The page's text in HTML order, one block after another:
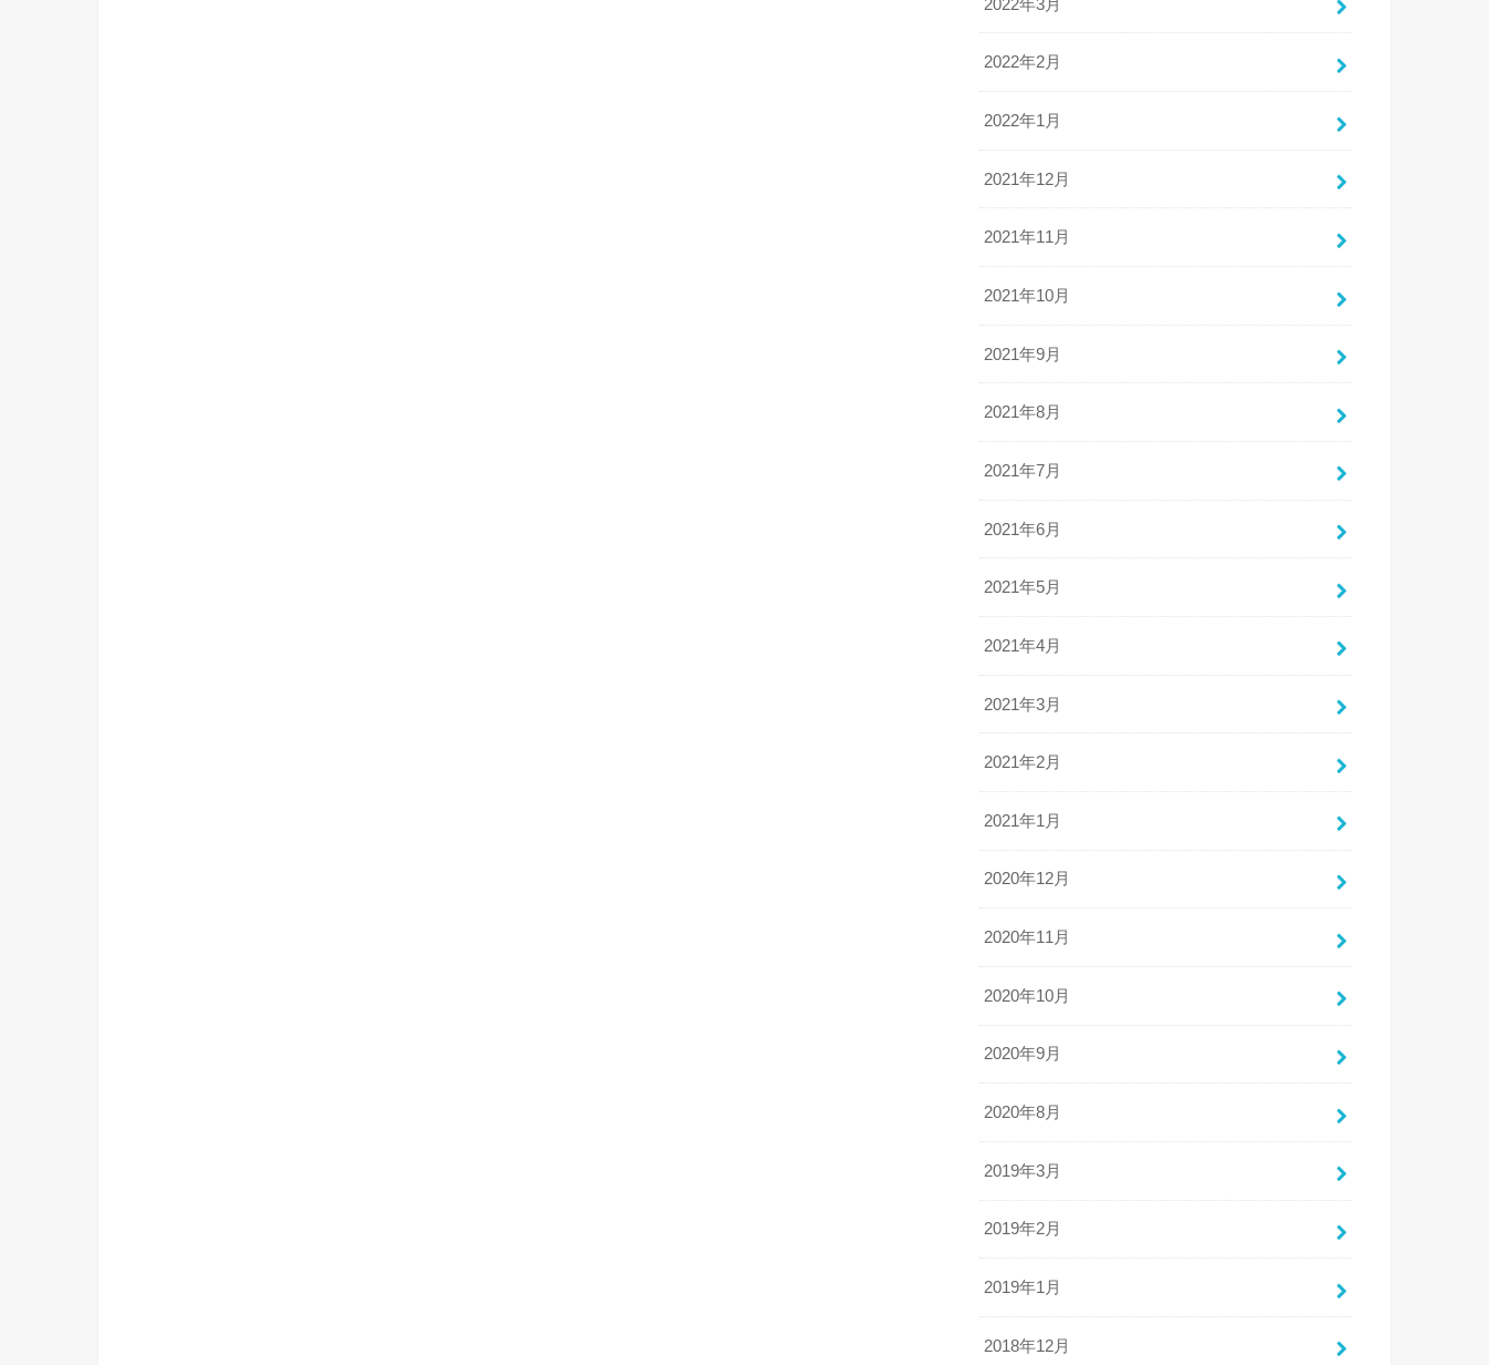
2022年3月
2022年2月
2022年1月
2021年12月
2021年11月
2021年10月
2021年9月
2021年8月
2021年7月
2021年6月
2021年5月
2021年4月
2021年3月
2021年2月
2021年1月
2020年12月
2020年11月
2020年10月
2020年9月
2020年8月
2019年3月
2019年2月
2019年1月
2018年12月